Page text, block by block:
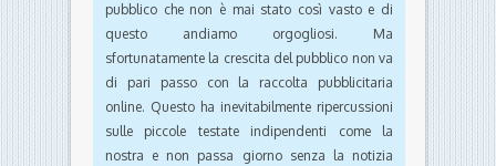
pubblico che non è mai stato così vasto e di
questo andiamo orgogliosi. Ma
sfortunatamente la crescita del pubblico non va
di pari passo con la raccolta pubblicitaria
online. Questo ha inevitabilmente ripercussioni
sulle piccole testate indipendenti come la
nostra e non passa giorno senza la notizia